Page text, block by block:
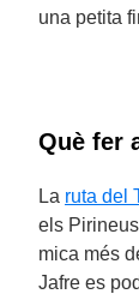
una petita
Què fer
La ruta del
els
mica més
Jafre es